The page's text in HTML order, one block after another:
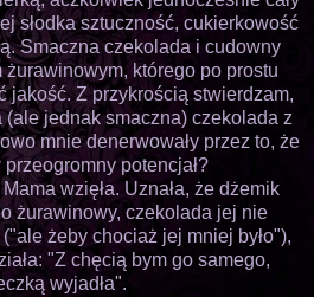
słodka sztuczność, cukierkowość
Smaczna czekolada i cudowny
którego po prostu
jakość. Z przykrością stwierdzam,
jednak smaczna) czekolada z
mnie denerwowały przez to, że
przeogromny potencjał?
wzięła. Uznała, że dżemik
żurawinowy, czekolada jej nie
żeby chociaż jej mniej było"),
"Z chęcią bym go samego,
wyjadła".